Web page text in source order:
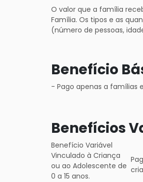
O valor que a família
Família. Os tipos e as
(número de pessoas,
Benefício
- Pago apenas a famílias
Benefícios
Benefício Variável
Vinculado à Criança
ou ao Adolescente de
0 a 15 anos.